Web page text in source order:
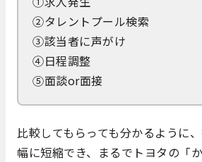
②タレントプール検索
③該当者に声がけ
④日程調整
⑤面談or面接
比較してもらっても分かるように
幅に短縮でき、まるでトヨタの「